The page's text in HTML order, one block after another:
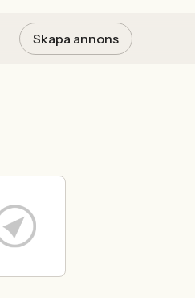
Skapa annons